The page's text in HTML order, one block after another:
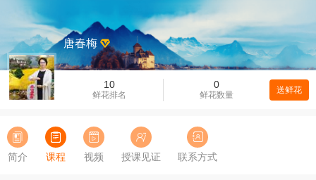
10
鲜花排名
0
鲜花数量 送鲜花
唐春梅
简介 课程 视频 授课见证 联系方式